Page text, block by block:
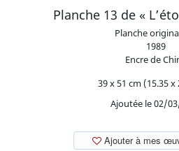
Planche 13 de «
Planche
1989
Encre de
39 x 51 cm (15.35 x
Ajoutée le 02/
Ajouter à mes